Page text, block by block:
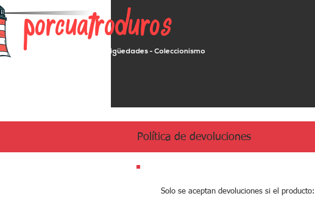
porcuatroduros
Segunda mano - Antigüedades - Coleccionismo
Política de devoluciones
Solo se aceptan devoluciones si el producto: